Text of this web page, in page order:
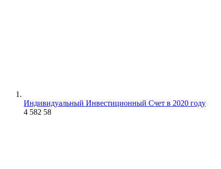
Индивидуальный Инвестиционный Счет в 2020 году
4 582 58